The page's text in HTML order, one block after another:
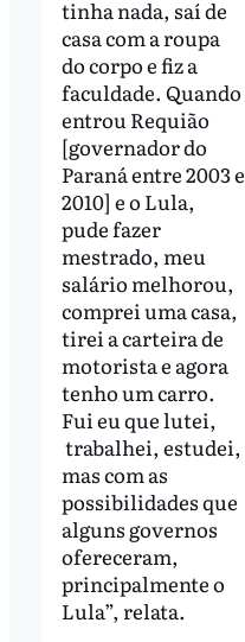
tinha nada, saí de
casa com a roupa
do corpo e fiz a
faculdade. Quando
entrou Requião
[governador do
Paraná entre 2003 e
2010] e o Lula,
pude fazer
mestrado, meu
salário melhorou,
comprei uma casa,
tirei a carteira de
motorista e agora
tenho um carro.
Fui eu que lutei,
trabalhei, estudei,
mas com as
possibilidades que
alguns governos
ofereceram,
principalmente o
Lula”, relata.